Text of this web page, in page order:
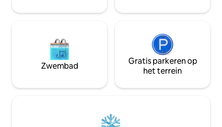
uitvalsbasis voor bergwandelingen en
welkom!
Zwembad
Gratis parkeren op
het terrein